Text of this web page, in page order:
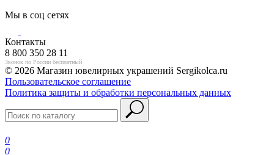
Мы в соц сетях
Контакты
8 800 350 28 11
Звонок по России бесплатный
© 2026 Магазин ювелирных украшений Sergikolca.ru
Пользовательское соглашение
Политика защиты и обработки персональных данных
0
0